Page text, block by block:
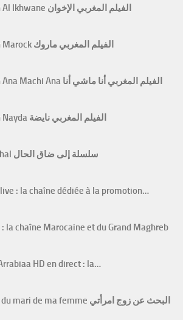
Film marocain Al Ikhwane الفيلم المغربي الإخوان
Film Marocain Marock الفيلم المغربي ماروك
Film marocain Ana Machi Ana الفيلم المغربي أنا ماشي أنا
Film marocain Nayda الفيلم المغربي نايضة
Série Ila Da9 Lhal سلسلة إلى ضاق الحال
: la chaîne dédiée à la promotion…
: la chaîne Marocaine et du Grand Maghreb
HD en direct : la…
A la recherche du mari de ma femme البحث عن زوج امرأتي